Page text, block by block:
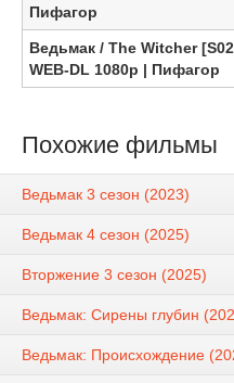
Пифагор
Ведьмак / The Witcher
WEB-DL 1080p | Пифагор
Похожие фильмы
Ведьмак 3 сезон (2023)
Ведьмак 4 сезон (2025)
Вторжение 3 сезон (2025)
Ведьмак: Сирены глубин
Ведьмак: Происхождение